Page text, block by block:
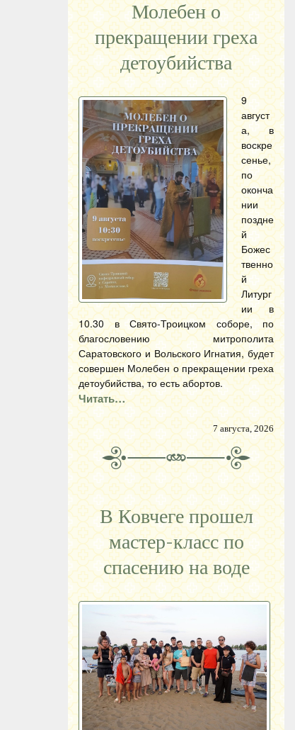
Молебен о
прекращении греха
детоубийства
9
август
а, в
воскре
сенье,
по
оконча
нии
поздне
й
Божес
твенно
й
Литург
ии в
10.30 в Свято-Троицком соборе, по
благословению митрополита
Саратовского и Вольского Игнатия, будет
совершен Молебен о прекращении греха
детоубийства, то есть абортов.
Читать…
7 августа, 2026
В Ковчеге прошел
мастер-класс по
спасению на воде